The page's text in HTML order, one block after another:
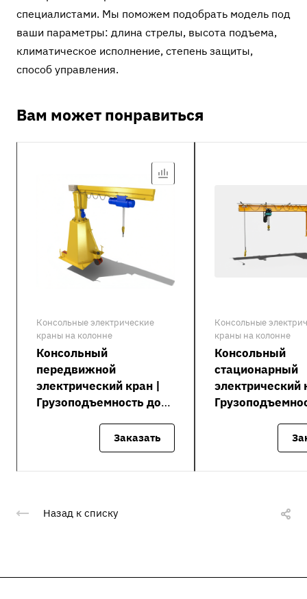
специалистами. Мы поможем подобрать модель под
ваши параметры: длина стрелы, высота подъема,
климатическое исполнение, степень защиты,
способ управления.
Вам может понравиться
Консольные электрические
краны на колонне
Консольный
передвижной
электрический кран |
Грузоподъемность до
Заказать
Консольные
краны на колонне
Консольный
стационарный
электрический
Назад к списку